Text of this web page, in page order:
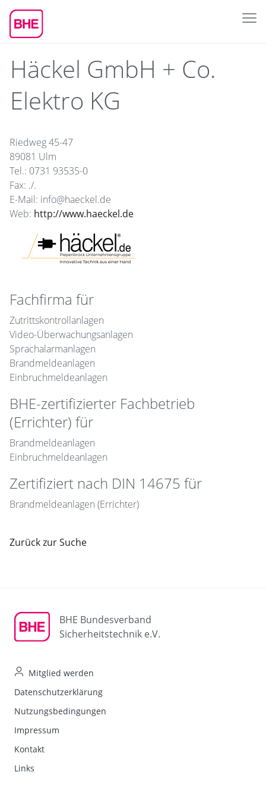
Häckel GmbH + Co.
Elektro KG
Riedweg 45-47
89081 Ulm
Tel.: 0731 93535-0
Fax: ./.
E-Mail: info@haeckel.de
Web: http://www.haeckel.de
Fachfirma für
Zutrittskontrollanlagen
Video-Überwachungsanlagen
Sprachalarmanlagen
Brandmeldeanlagen
Einbruchmeldeanlagen
BHE-zertifizierter Fachbetrieb
(Errichter) für
Brandmeldeanlagen
Einbruchmeldeanlagen
Zertifiziert nach DIN 14675 für
Brandmeldeanlagen (Errichter)
Zurück zur Suche
BHE Bundesverband
Sicherheitstechnik e.V.
Mitglied werden
Datenschutzerklärung
Nutzungsbedingungen
Impressum
Kontakt
Links